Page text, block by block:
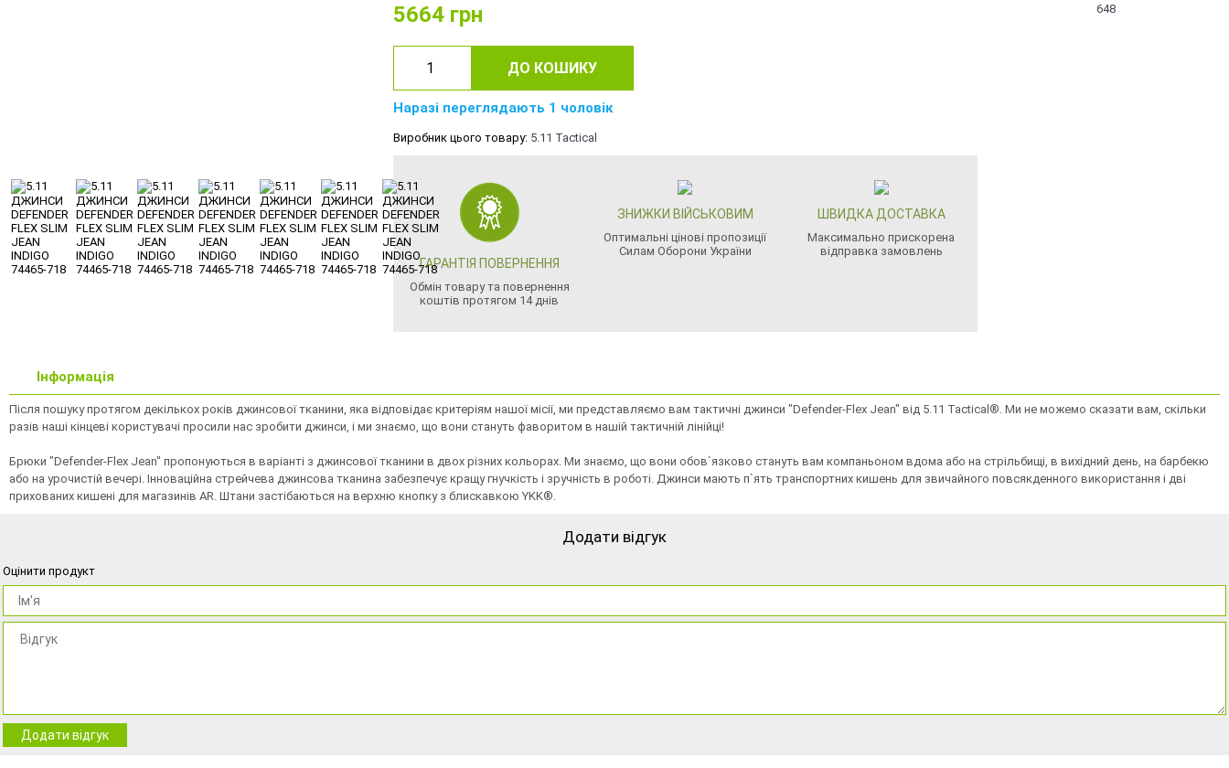
5664 грн
ДО КОШИКУ
Наразі переглядають 1 чоловік
Виробник цього товару: 5.11 Tactical
ГАРАНТІЯ ПОВЕРНЕННЯ
Обмін товару та повернення
коштів протягом 14 днів
ЗНИЖКИ ВІЙСЬКОВИМ
Оптимальні цінові пропозиції
Силам Оборони України
ШВИДКА ДОСТАВКА
Максимально прискорена
відправка замовлень
Інформація
Після пошуку протягом декількох років джинсової тканини, яка відповідає критеріям нашої місії, ми представляємо вам тактичні джинси "Defender-Flex Jean" від 5.11 Tactical®. Ми не можемо сказати вам, скільки
разів наші кінцеві користувачі просили нас зробити джинси, і ми знаємо, що вони стануть фаворитом в нашій тактичній лінійці!
Брюки "Defender-Flex Jean" пропонуються в варіанті з джинсової тканини в двох різних кольорах. Ми знаємо, що вони обов`язково стануть вам компаньоном вдома або на стрільбищі, в вихідний день, на барбекю
або на урочистій вечері. Інноваційна стрейчева джинсова тканина забезпечує кращу гнучкість і зручність в роботі. Джинси мають п`ять транспортних кишень для звичайного повсякденного використання і дві
прихованих кишені для магазинів AR. Штани застібаються на верхню кнопку з блискавкою YKK®.
Додати відгук
Оцінити продукт
Додати відгук